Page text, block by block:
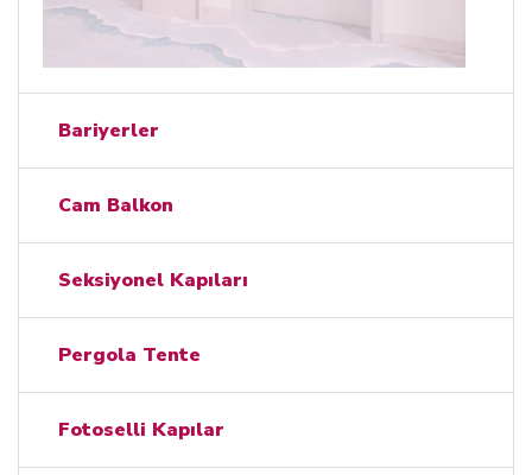
Bariyerler
Cam Balkon
Seksiyonel Kapıları
Pergola Tente
Fotoselli Kapılar